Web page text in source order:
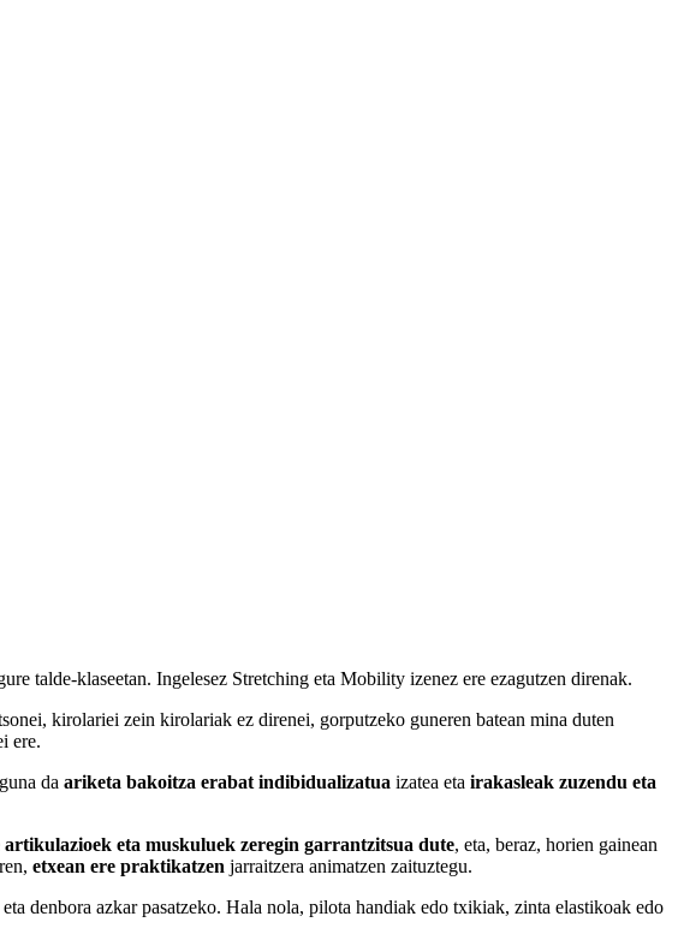
talde-klaseetan. Ingelesez Stretching eta Mobility izenez ere ezagutzen direnak.
kirolariei zein kirolariak ez direnei, gorputzeko guneren batean mina duten
ere.
da ariketa bakoitza erabat indibidualizatua izatea eta irakasleak zuzendu eta
artikulazioek eta muskuluek zeregin garrantzitsua dute, eta, beraz, horien gainean
etxean ere praktikatzen jarraitzera animatzen zaituztegu.
denbora azkar pasatzeko. Hala nola, pilota handiak edo txikiak, zinta elastikoak edo